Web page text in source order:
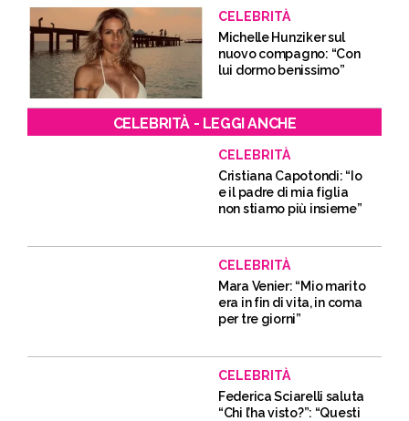
CELEBRITÀ
Michelle Hunziker sul
nuovo compagno: “Con
lui dormo benissimo”
CELEBRITÀ - LEGGI ANCHE
CELEBRITÀ
Cristiana Capotondi: “Io
e il padre di mia figlia
non stiamo più insieme”
CELEBRITÀ
Mara Venier: “Mio marito
era in fin di vita, in coma
per tre giorni”
CELEBRITÀ
Federica Sciarelli saluta
“Chi l’ha visto?”: “Questi